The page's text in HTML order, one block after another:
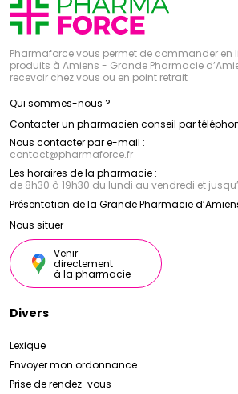
Pharmaforce vous permet de commander en
produits à Amiens - Grande Pharmacie
recevoir chez vous ou en point retrait
Qui sommes-nous ?
Contacter un pharmacien conseil par
Nous contacter par e-mail :
contact@pharmaforce.fr
Les horaires de la pharmacie :
de 8h30 à 19h30 du lundi au vendredi et
Présentation de la Grande Pharmacie
Nous situer
Venir
directement
à la pharmacie
Divers
Lexique
Envoyer mon ordonnance
Prise de rendez-vous